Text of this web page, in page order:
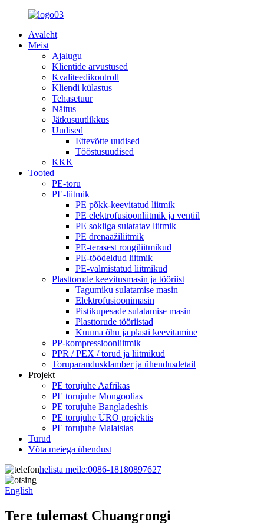
Avaleht
Meist
Ajalugu
Klientide arvustused
Kvaliteedikontroll
Kliendi külastus
Tehasetuur
Näitus
Jätkusuutlikkus
Uudised
Ettevõtte uudised
Tööstusuudised
KKK
Tooted
PE-toru
PE-liitmik
PE põkk-keevitatud liitmik
PE elektrofusioonliitmik ja ventiil
PE sokliga sulatatav liitmik
PE drenaažiliitmik
PE-terasest rongiliitmikud
PE-töödeldud liitmik
PE-valmistatud liitmikud
Plasttorude keevitusmasin ja tööriist
Tagumiku sulatamise masin
Elektrofusioonimasin
Pistikupesade sulatamise masin
Plasttorude tööriistad
Kuuma õhu ja plasti keevitamine
PP-kompressioonliitmik
PPR / PEX / torud ja liitmikud
Toruparandusklamber ja ühendusdetail
Projekt
PE torujuhe Aafrikas
PE torujuhe Mongoolias
PE torujuhe Bangladeshis
PE torujuhe ÜRO projektis
PE torujuhe Malaisias
Turud
Võta meiega ühendust
helista meile:0086-18180897627
English
Tere tulemast Chuangrongi